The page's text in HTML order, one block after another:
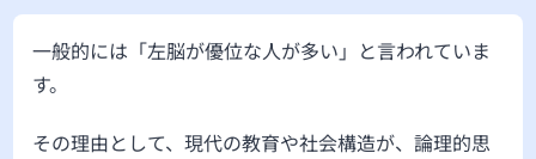
一般的には「左脳が優位な人が多い」と言われていま
す。
その理由として、現代の教育や社会構造が、論理的思